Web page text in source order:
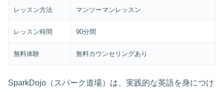
レッスン方法 マンツーマンレッスン
レッスン時間 90分間
無料体験 無料カウンセリングあり
SparkDojo（スパーク道場）は、実践的な英語を身につけ